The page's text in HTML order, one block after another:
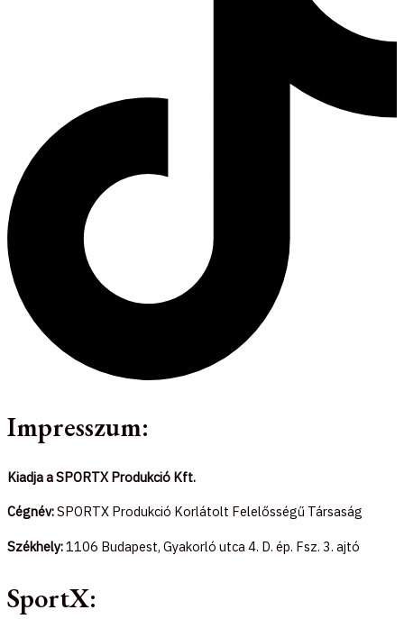
Impresszum:
Kiadja a SPORTX Produkció Kft.
Cégnév:SPORTX Produkció Korlátolt Felelősségű Társaság
Székhely:1106 Budapest, Gyakorló utca 4. D. ép. Fsz. 3. ajtó
SportX: